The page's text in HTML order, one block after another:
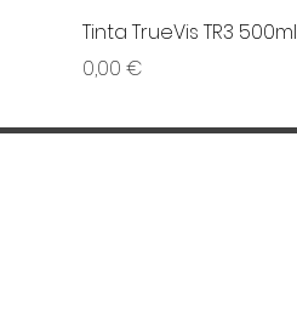
Tinta TrueVis TR3 500ml
Preço
0,00 €